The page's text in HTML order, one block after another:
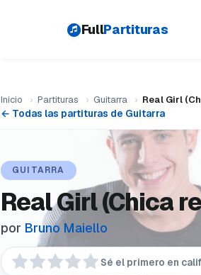
FullPartituras
Inicio › Partituras › Guitarra › Real Girl
← Todas las partituras de Guitarra
GUITARRA
Real Girl (Chica
por Bruno Maiello
Sé el primero en